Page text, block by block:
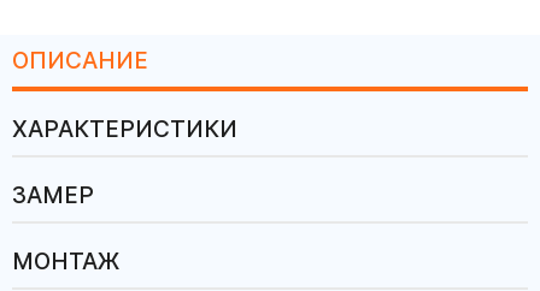
ОПИСАНИЕ
ХАРАКТЕРИСТИКИ
ЗАМЕР
МОНТАЖ